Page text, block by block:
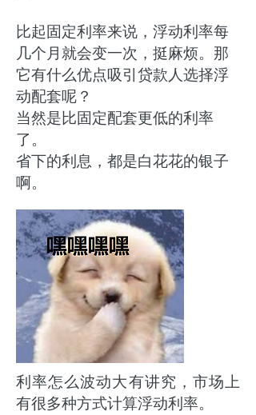
比起固定利率来说，浮动利率每
几个月就会变一次，挺麻烦。那
它有什么优点吸引贷款人选择浮
动配套呢？
当然是比固定配套更低的利率
了。
省下的利息，都是白花花的银子
啊。
利率怎么波动大有讲究，市场上
有很多种方式计算浮动利率。